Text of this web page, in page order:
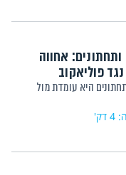
ותחתונים: אחווה
פוליאקוב
היא עומדת מול